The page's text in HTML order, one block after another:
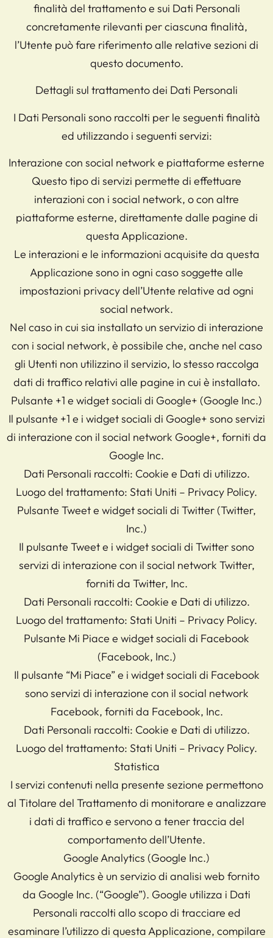
finalità del trattamento e sui Dati Personali
concretamente rilevanti per ciascuna finalità,
l’Utente può fare riferimento alle relative sezioni di
questo documento.
Dettagli sul trattamento dei Dati Personali
I Dati Personali sono raccolti per le seguenti finalità
ed utilizzando i seguenti servizi:
Interazione con social network e piattaforme esterne
Questo tipo di servizi permette di effettuare
interazioni con i social network, o con altre
piattaforme esterne, direttamente dalle pagine di
questa Applicazione.
Le interazioni e le informazioni acquisite da questa
Applicazione sono in ogni caso soggette alle
impostazioni privacy dell’Utente relative ad ogni
social network.
Nel caso in cui sia installato un servizio di interazione
con i social network, è possibile che, anche nel caso
gli Utenti non utilizzino il servizio, lo stesso raccolga
dati di traffico relativi alle pagine in cui è installato.
Pulsante +1 e widget sociali di Google+ (Google Inc.)
Il pulsante +1 e i widget sociali di Google+ sono servizi
di interazione con il social network Google+, forniti da
Google Inc.
Dati Personali raccolti: Cookie e Dati di utilizzo.
Luogo del trattamento: Stati Uniti – Privacy Policy.
Pulsante Tweet e widget sociali di Twitter (Twitter,
Inc.)
Il pulsante Tweet e i widget sociali di Twitter sono
servizi di interazione con il social network Twitter,
forniti da Twitter, Inc.
Dati Personali raccolti: Cookie e Dati di utilizzo.
Luogo del trattamento: Stati Uniti – Privacy Policy.
Pulsante Mi Piace e widget sociali di Facebook
(Facebook, Inc.)
Il pulsante “Mi Piace” e i widget sociali di Facebook
sono servizi di interazione con il social network
Facebook, forniti da Facebook, Inc.
Dati Personali raccolti: Cookie e Dati di utilizzo.
Luogo del trattamento: Stati Uniti – Privacy Policy.
Statistica
I servizi contenuti nella presente sezione permettono
al Titolare del Trattamento di monitorare e analizzare
i dati di traffico e servono a tener traccia del
comportamento dell’Utente.
Google Analytics (Google Inc.)
Google Analytics è un servizio di analisi web fornito
da Google Inc. (“Google”). Google utilizza i Dati
Personali raccolti allo scopo di tracciare ed
esaminare l’utilizzo di questa Applicazione, compilare